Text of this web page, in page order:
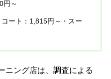
円～
コート：1,815円～・スー
ニング店は、調査による